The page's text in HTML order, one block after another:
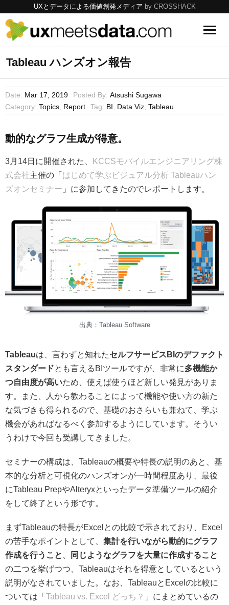
UXとデータによる価値創発メディア by CROSSHACK
UX
Data
Tools
Topics
Tableau ハンズオン報告
Date: Mar 17, 2019 Posted By: Atsushi Sugawa
Category: Topics Report Tag: BI Data Viz Tableau
動的なグラフ生成が得意。
3月14日に開催された、
KCCSモバイルエンジニアリング株
式会社主催の「 はじめて学ぶビジュアル分析 Tableauハン
ズオンセミナー 」に参加してきたのでレポートします。
出典：Tableau Software
Tableauは、言わずと知れたセルフサービスBIのデファクト
スタンダードとも言えるBIツールですが、非常に多機能か
つ自由度が高いため、使えば使うほど新しい発見がありま
す。また、人から教わることによって機能や使い方の新た
な気づきも得られるので、基礎のおさらいも兼ねて、学ぶ
機会があればなるべく参加するようにしています。そうい
うわけで今回も受講してきました。
セミナーの構成は、Tableauの概要や特長の説明のあと、基
本的な分析と可視化のハンズオンが一時間程度あり、最後
にTableau PrepやAlteryxといったデータ準備ツールの紹介
をして終了という形です。
まずTableauの特長がExcelとの比較で示されており、Excel
の苦手なポイントとして、 集計を行いながら動的にグラフ
作成を行うこと
同じようなグラフを大量に作成すること
の二つを挙げつつ、Tableauはそれを得意としているという
説明がなされていました。なお、TableauとExcelの比較に
ついては「 Tableau vs. Excel どっち？ 」にまとめているの